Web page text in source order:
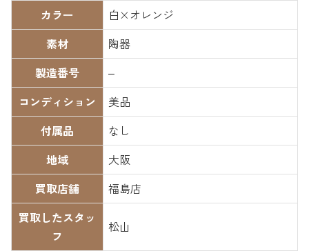
カラー
白×オレンジ
素材
陶器
製造番号
–
コンディション
美品
付属品
なし
地域
大阪
買取店舗
福島店
買取したスタッ
フ
松山